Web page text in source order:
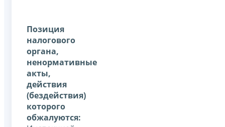
Позиция
налогового
органа,
ненормативные
акты,
действия
(бездействия)
которого
обжалуются: